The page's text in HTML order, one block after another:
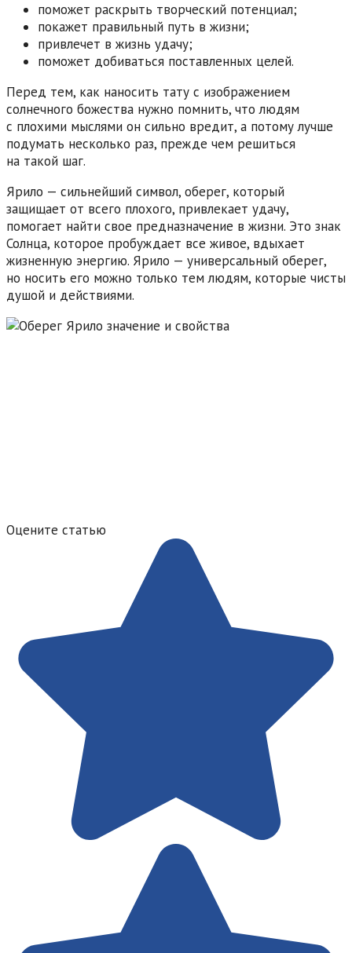
поможет раскрыть творческий потенциал;
покажет правильный путь в жизни;
привлечет в жизнь удачу;
поможет добиваться поставленных целей.
Перед тем, как наносить тату с изображением
солнечного божества нужно помнить, что людям
с плохими мыслями он сильно вредит, а потому лучше
подумать несколько раз, прежде чем решиться
на такой шаг.
Ярило — сильнейший символ, оберег, который
защищает от всего плохого, привлекает удачу,
помогает найти свое предназначение в жизни. Это знак
Солнца, которое пробуждает все живое, вдыхает
жизненную энергию. Ярило — универсальный оберег,
но носить его можно только тем людям, которые чисты
душой и действиями.
Оцените статью